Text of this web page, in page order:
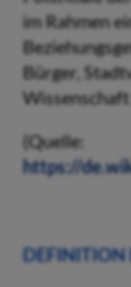
im Rahmen
Bürger,
Wissenschaft
(Quelle:
https://